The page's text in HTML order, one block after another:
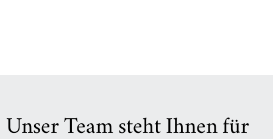
Unser Team steht Ihnen für